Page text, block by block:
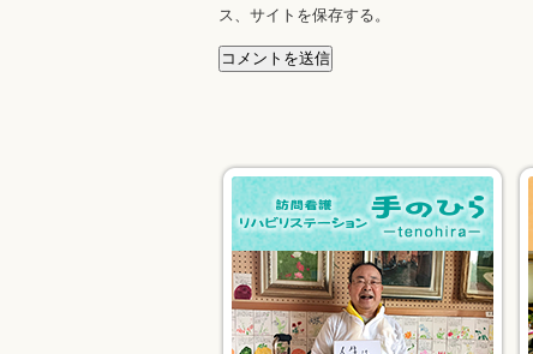
ス、サイトを保存する。